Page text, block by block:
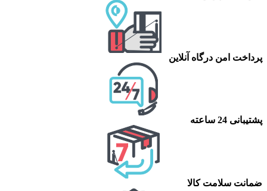
پرداخت امن درگاه آنلاین
پشتیبانی 24 ساعته
ضمانت سلامت کالا